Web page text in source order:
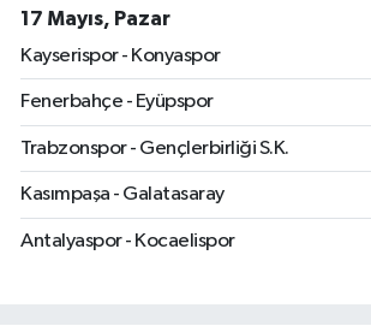
17 Mayıs, Pazar
Kayserispor - Konyaspor
Fenerbahçe - Eyüpspor
Trabzonspor - Gençlerbirliği S.K.
Kasımpaşa - Galatasaray
Antalyaspor - Kocaelispor